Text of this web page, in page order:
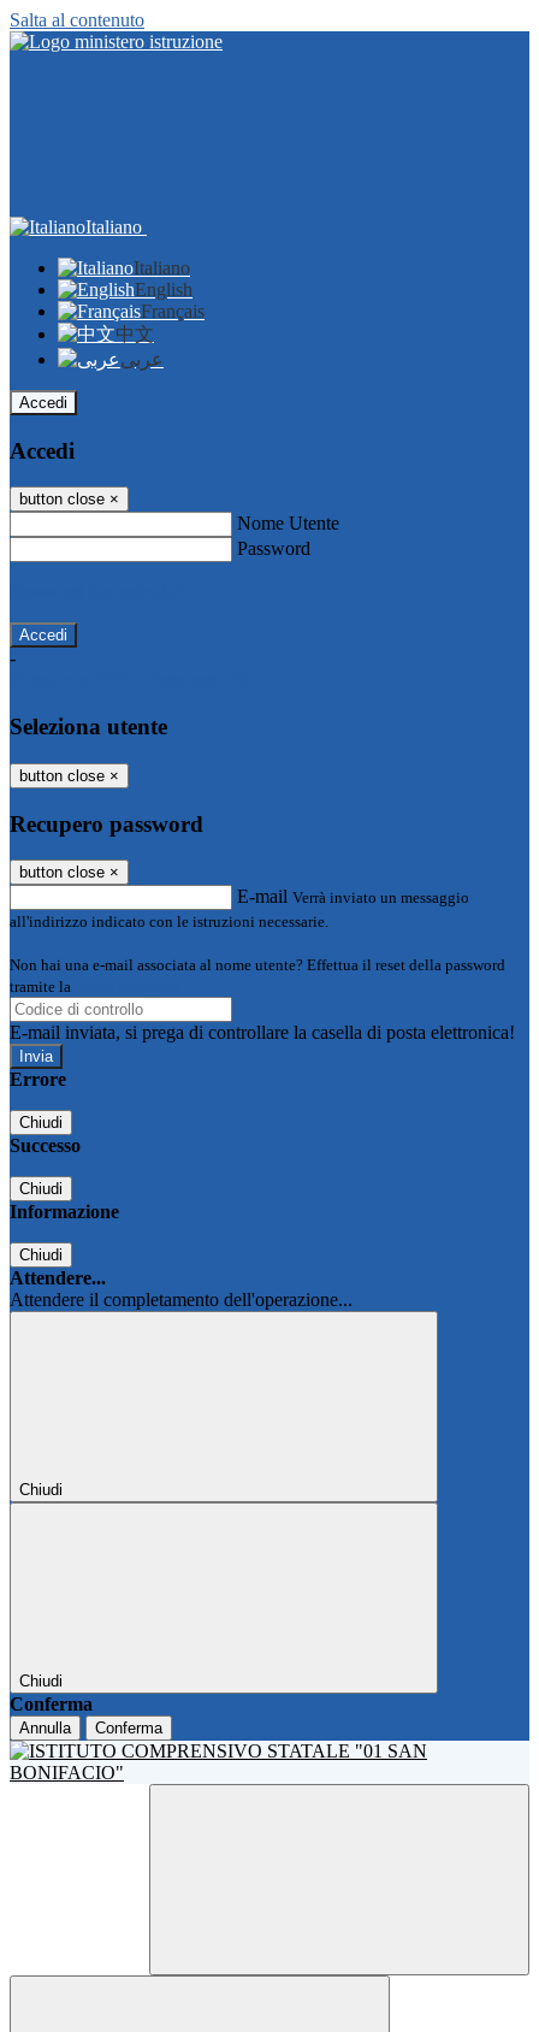
Salta al contenuto
Italiano
Italiano
English
Français
中文
عربى
Accedi
Accedi
button close ×
Nome Utente
Password
-
Seleziona utente
button close ×
Recupero password
button close ×
E-mail Verrà inviato un messaggio
all'indirizzo indicato con le istruzioni necessarie.
Non hai una e-mail associata al nome utente? Effettua il reset della password
tramite la
E-mail inviata, si prega di controllare la casella di posta elettronica!
Errore
Chiudi
Successo
Chiudi
Informazione
Chiudi
Attendere...
Attendere il completamento dell'operazione...
Chiudi
Chiudi
Conferma
Annulla Conferma